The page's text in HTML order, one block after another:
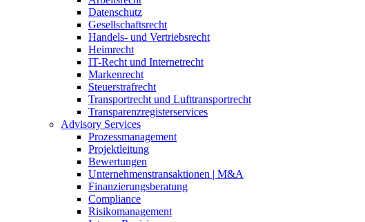
Datenschutz
Gesellschaftsrecht
Handels- und Vertriebsrecht
Heimrecht
IT-Recht und Internetrecht
Markenrecht
Steuerstrafrecht
Transportrecht und Lufttransportrecht
Transparenzregisterservices
Advisory Services
Prozessmanagement
Projektleitung
Bewertungen
Unternehmenstransaktionen | M&A
Finanzierungsberatung
Compliance
Risikomanagement